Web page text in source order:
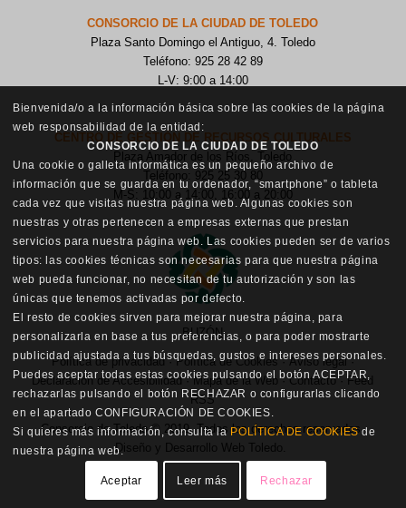
CONSORCIO DE LA CIUDAD DE TOLEDO
Plaza Santo Domingo el Antiguo, 4. Toledo
Teléfono: 925 28 42 89
L-V: 9:00 a 14:00
CENTRO DE GESTIÓN DE RECURSOS CULTURALES
Plaza Amador de los Ríos, Toledo
Teléfono: 925 25 30 80
M-S: 10:00 a 14:00, 16:00 a 20:00
BUZÓN
Política de privacidad·Política de Cookies ·Aviso legal·
Declaración de Accesibilidad·Mapa de la Web·Contacto·Feed
RSS
Consorcio de Toledo © 2019. Todos los derechos reservados.
Diseño y Desarrollo Web Toledo
Bienvenida/o a la información básica sobre las cookies de la página
web responsabilidad de la entidad:
CONSORCIO DE LA CIUDAD DE TOLEDO
Una cookie o galleta informática es un pequeño archivo de
información que se guarda en tu ordenador, “smartphone” o tableta
cada vez que visitas nuestra página web. Algunas cookies son
nuestras y otras pertenecen a empresas externas que prestan
servicios para nuestra página web. Las cookies pueden ser de varios
tipos: las cookies técnicas son necesarias para que nuestra página
web pueda funcionar, no necesitan de tu autorización y son las
únicas que tenemos activadas por defecto.
El resto de cookies sirven para mejorar nuestra página, para
personalizarla en base a tus preferencias, o para poder mostrarte
publicidad ajustada a tus búsquedas, gustos e intereses personales.
Puedes aceptar todas estas cookies pulsando el botón ACEPTAR,
rechazarlas pulsando el botón RECHAZAR o configurarlas clicando
en el apartado CONFIGURACIÓN DE COOKIES.
Si quieres más información, consulta la POLÍTICA DE COOKIESde
nuestra página web.
Aceptar Leer más Rechazar